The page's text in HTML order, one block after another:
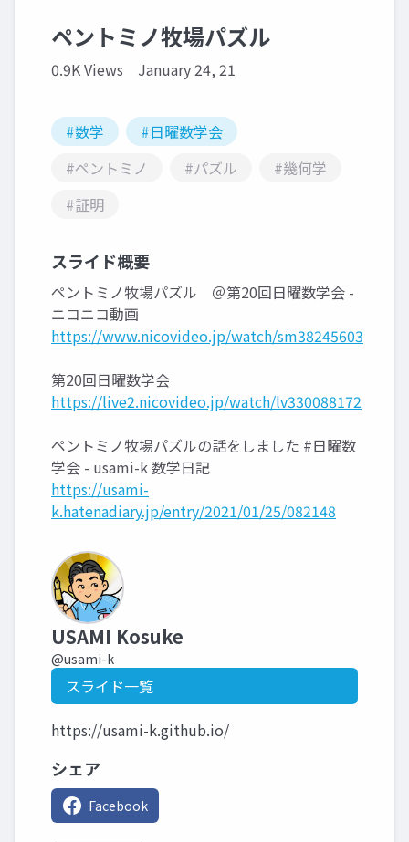
ペントミノ牧場パズル
0.9K Views January 24, 21
#数学
#日曜数学会
#ペントミノ
#パズル
#幾何学
#証明
スライド概要
ペントミノ牧場パズル ＠第20回日曜数学会 -
ニコニコ動画
https://www.nicovideo.jp/watch/sm38245603
第20回日曜数学会
https://live2.nicovideo.jp/watch/lv330088172
ペントミノ牧場パズルの話をしました #日曜数
学会 - usami-k 数学日記
https://usami-
k.hatenadiary.jp/entry/2021/01/25/082148
USAMI Kosuke
@usami-k
スライド一覧
https://usami-k.github.io/
シェア
Facebook